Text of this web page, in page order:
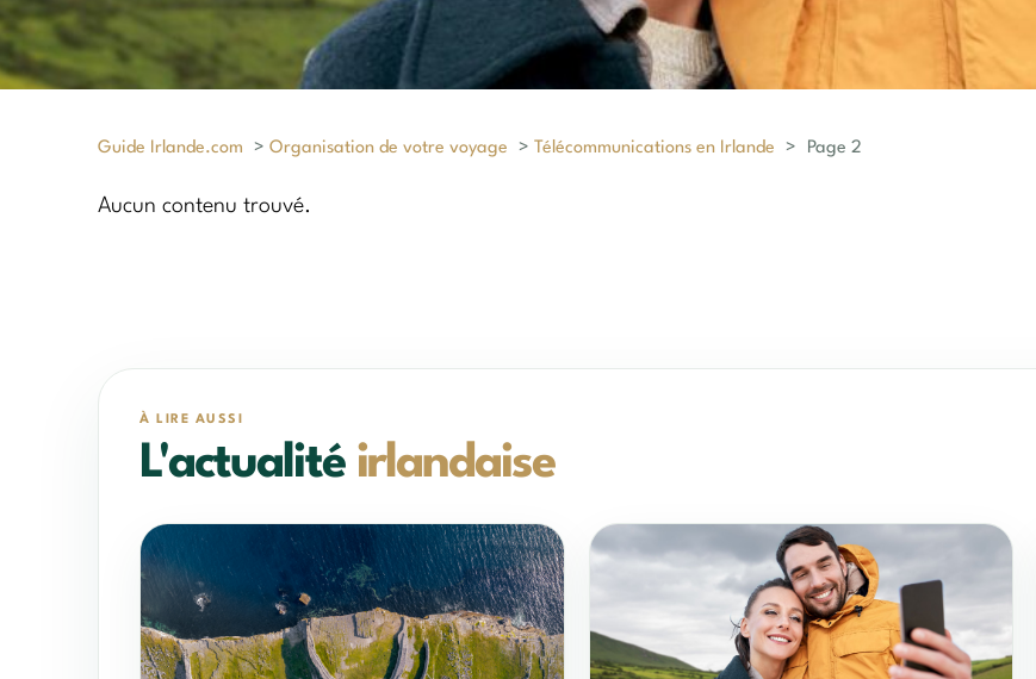
Guide Irlande.com > Organisation de votre voyage > Télécommunications en Irlande > Page 2
Aucun contenu trouvé.
À LIRE AUSSI
L'actualité irlandaise